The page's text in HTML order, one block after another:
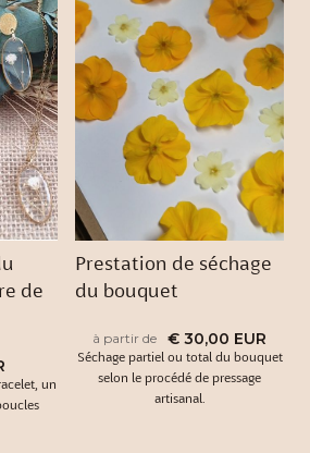
de
un
Prestation de séchage
du bouquet
à partir de € 30,00 EUR
Séchage partiel ou total du bouquet
selon le procédé de pressage
artisanal.